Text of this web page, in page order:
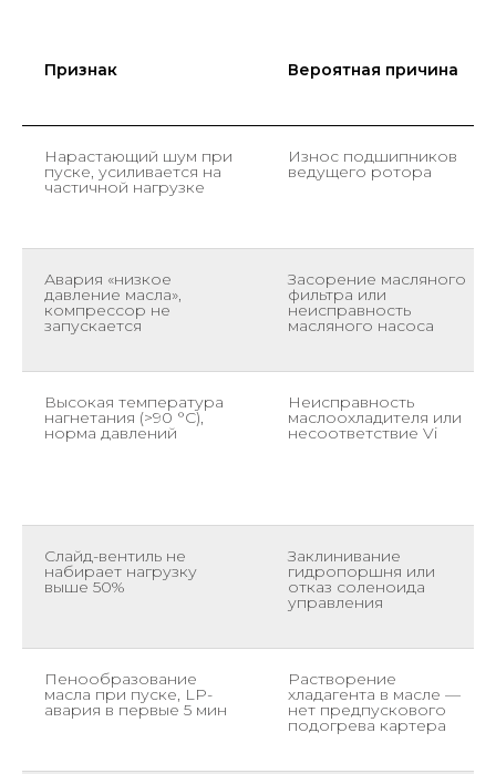
Признак Вероятная причина
Нарастающий шум при
пуске, усиливается на
частичной нагрузке
Износ подшипников
ведущего ротора
Авария «низкое
давление масла»,
компрессор не
запускается
Засорение масляного
фильтра или
неисправность
масляного насоса
Высокая температура
нагнетания (>90 °С),
норма давлений
Неисправность
маслоохладителя или
несоответствие Vi
Слайд-вентиль не
набирает нагрузку
выше 50%
Заклинивание
гидропоршня или
отказ соленоида
управления
Пенообразование
масла при пуске, LP-
авария в первые 5 мин
Растворение
хладагента в масле —
нет предпускового
подогрева картера